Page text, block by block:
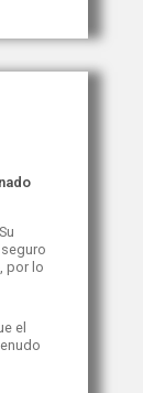
por lo
el